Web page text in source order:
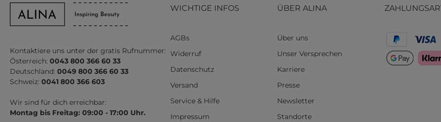
Kontaktiere uns unter der gratis Rufnummer:
Österreich: 0043 800 366 60 33
Deutschland: 0049 800 366 60 33
Schweiz: 0041 800 366 603
Wir sind für dich erreichbar:
Montag bis Freitag: 09:00 - 17:00 Uhr.
WICHTIGE INFOS
AGBs
Widerruf
Datenschutz
Versand
Service & Hilfe
Impressum
ÜBER ALINA
Über uns
Unser Versprechen
Karriere
Presse
Newsletter
Standorte